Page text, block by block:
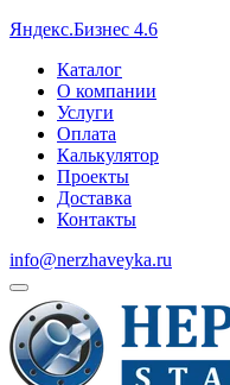
Яндекс.Бизнес 4.6
Каталог
О компании
Услуги
Оплата
Калькулятор
Проекты
Доставка
Контакты
info@nerzhaveyka.ru